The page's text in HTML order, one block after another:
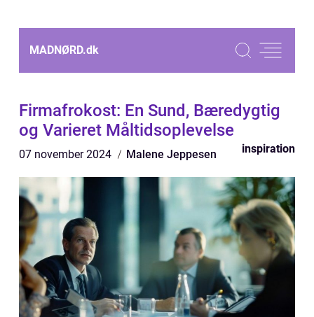
MADNØRD.dk
Firmafrokost: En Sund, Bæredygtig
og Varieret Måltidsoplevelse
07 november 2024 Malene Jeppesen inspiration